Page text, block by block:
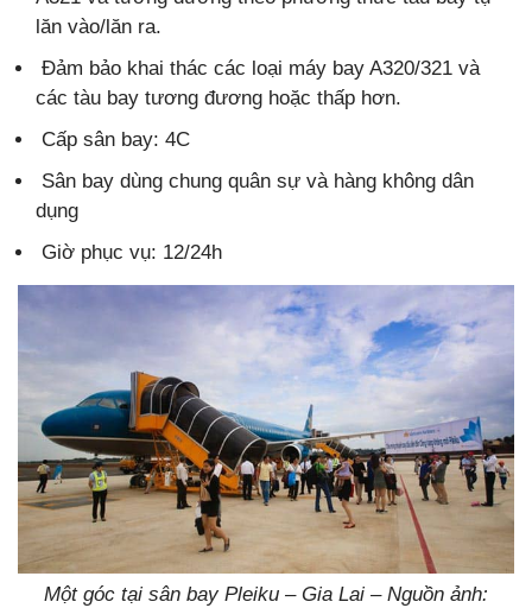
lăn vào/lăn ra.
Đảm bảo khai thác các loại máy bay A320/321 và
các tàu bay tương đương hoặc thấp hơn.
Cấp sân bay: 4C
Sân bay dùng chung quân sự và hàng không dân
dụng
Giờ phục vụ: 12/24h
Một góc tại sân bay Pleiku – Gia Lai – Nguồn ảnh: